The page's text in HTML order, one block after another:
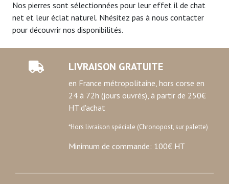
partageons également des informations sur l'utilisation de
notre site avec nos partenaires de médias sociaux, de
publicité et d'analyse, qui peuvent combiner celles-ci
avec d'autres informations que vous leur avez fournies
ou qu'ils ont collectées lors de votre utilisation de leurs
services.
Nos pierres sont sélectionnées pour leur effet il de chat
net et leur éclat naturel. Nhésitez pas à nous contacter
pour découvrir nos disponibilités.
LIVRAISON GRATUITE
en France métropolitaine, hors corse en
24 à 72h (jours ouvrés), à partir de 250€
HT d'achat
*Hors livraison spéciale (Chronopost, sur palette)
Minimum de commande: 100€ HT